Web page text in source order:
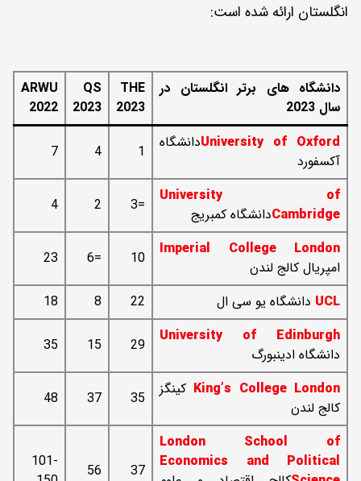
انگلستان ارائه شده است:
دانشگاه های برتر انگلستان در
سال 2023
THE
2023
QS
2023
ARWU
2022
University of Oxfordدانشگاه
آکسفورد
1
4
7
University of
Cambridgeدانشگاه کمبریج =3
2
4
Imperial College London
امپریال کالج لندن
10
=6
23
UCL دانشگاه یو سی ال 22
8
18
University of Edinburgh
دانشگاه ادینبورگ
29
15
35
King’s College London کینگز
کالج لندن
35
37
48
London School of
Economics and Political
37
56
101-